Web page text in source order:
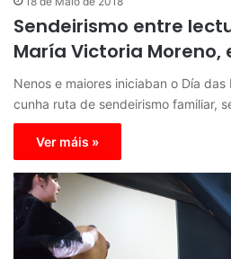
Sendeirismo entre
María Victoria Moreno,
Nenos e maiores iniciaban o Día
cunha ruta de sendeirismo familiar,
Ver máis »